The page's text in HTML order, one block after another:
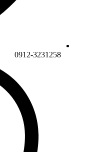
0912-3231258